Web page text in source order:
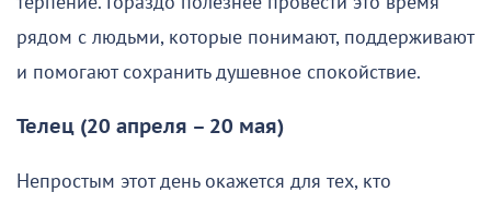
рядом с людьми, которые понимают, поддерживают
и помогают сохранить душевное спокойствие.
Телец (20 апреля – 20 мая)
Непростым этот день окажется для тех, кто